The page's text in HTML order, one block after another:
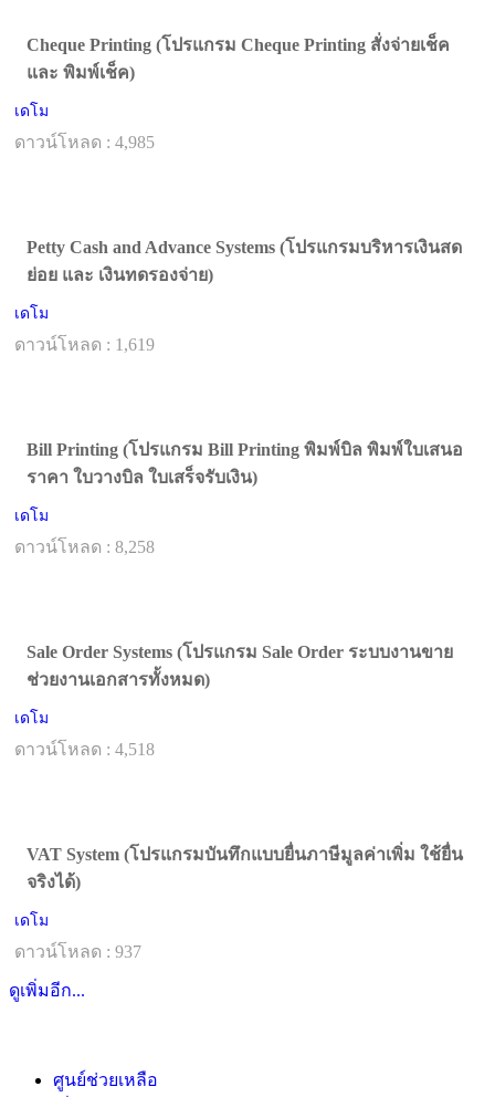
Cheque Printing (โปรแกรม Cheque Printing สั่งจ่ายเช็ค
และ พิมพ์เช็ค)
เดโม
ดาวน์โหลด : 4,985
Petty Cash and Advance Systems (โปรแกรมบริหารเงินสด
ย่อย และ เงินทดรองจ่าย)
เดโม
ดาวน์โหลด : 1,619
Bill Printing (โปรแกรม Bill Printing พิมพ์บิล พิมพ์ใบเสนอ
ราคา ใบวางบิล ใบเสร็จรับเงิน)
เดโม
ดาวน์โหลด : 8,258
Sale Order Systems (โปรแกรม Sale Order ระบบงานขาย
ช่วยงานเอกสารทั้งหมด)
เดโม
ดาวน์โหลด : 4,518
VAT System (โปรแกรมบันทึกแบบยื่นภาษีมูลค่าเพิ่ม ใช้ยื่น
จริงได้)
เดโม
ดาวน์โหลด : 937
ดูเพิ่มอีก...
ศูนย์ช่วยเหลือ